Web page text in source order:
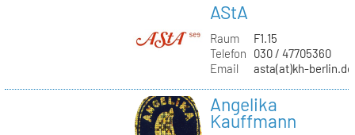
AStA
Raum
F1.15
Telefon
030 / 47705360
Email
asta(at)kh-berlin.de
Angelika
Kauffmann